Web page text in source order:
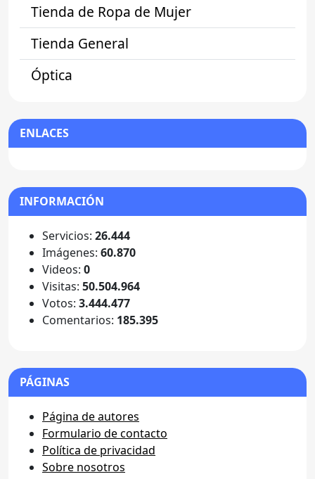
Tienda de Ropa de Mujer
Tienda General
Óptica
ENLACES
INFORMACIÓN
Servicios: 26.444
Imágenes: 60.870
Videos: 0
Visitas: 50.504.964
Votos: 3.444.477
Comentarios: 185.395
PÁGINAS
Página de autores
Formulario de contacto
Política de privacidad
Sobre nosotros